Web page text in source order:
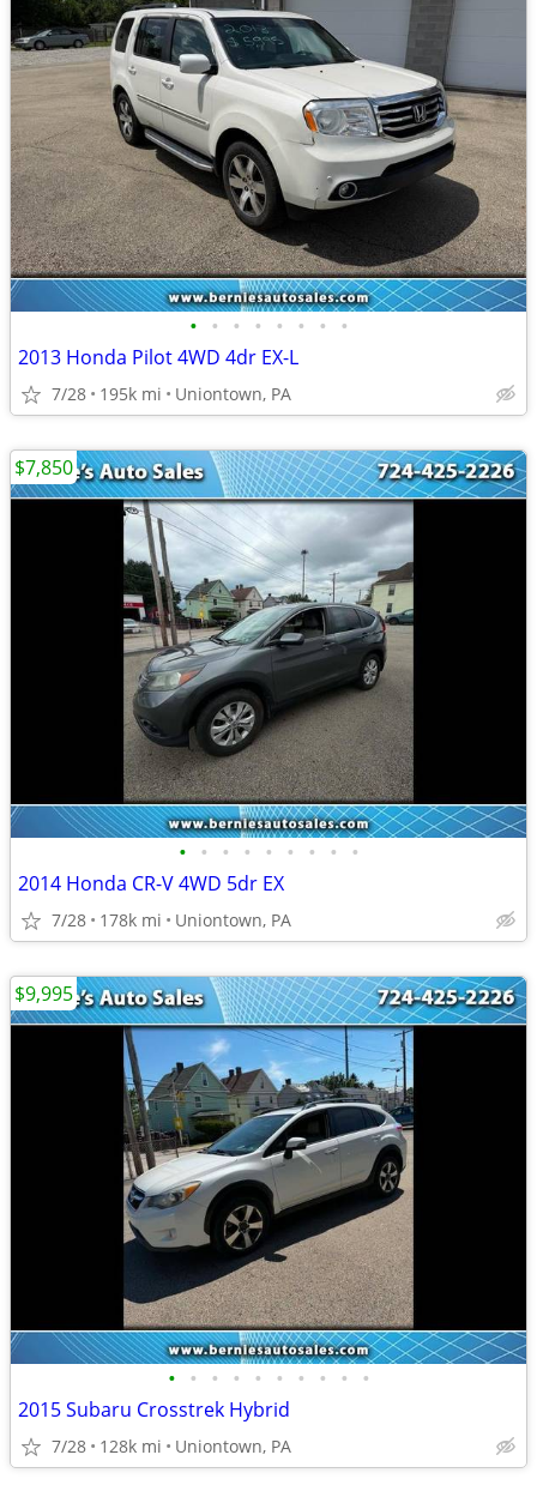
• • • • • • • •
2013 Honda Pilot 4WD 4dr EX-L
7/28 195k mi Uniontown, PA
• • • • • • • • •
2014 Honda CR-V 4WD 5dr EX
7/28 178k mi Uniontown, PA
$7,850
• • • • • • • • • •
2015 Subaru Crosstrek Hybrid
7/28 128k mi Uniontown, PA
$9,995